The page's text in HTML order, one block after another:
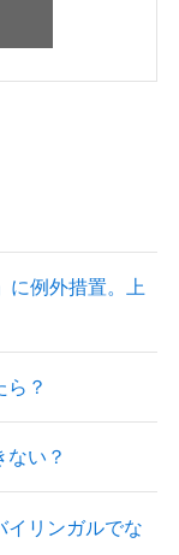
に例外措置。上
ら？
い？
イリンガルでな